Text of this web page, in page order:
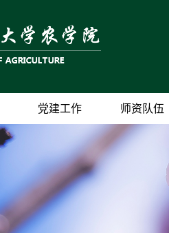
党建工作 师资队伍